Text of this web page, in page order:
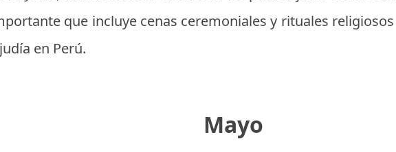
que incluye cenas ceremoniales y rituales
en Perú.
Mayo